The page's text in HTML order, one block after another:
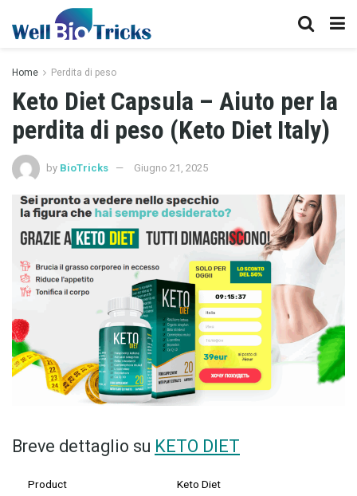
Home Perdita di peso
Keto Diet Capsula – Aiuto per la
perdita di peso (Keto Diet Italy)
by BioTricks Giugno 21, 2025
Breve dettaglio su KETO DIET
Product Keto Diet